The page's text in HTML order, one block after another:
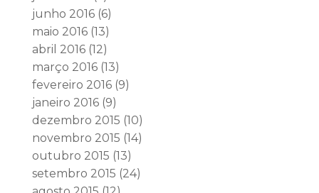
junho 2016(6)
maio 2016(13)
abril 2016(12)
março 2016(13)
fevereiro 2016(9)
janeiro 2016(9)
dezembro 2015 (10)
novembro 2015 (14)
outubro 2015 (13)
setembro 2015 (24)